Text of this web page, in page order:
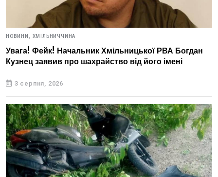
НОВИНИ, ХМІЛЬНИЧЧИНА
Увага! Фейк! Начальник Хмільницької РВА Богдан
Кузнец заявив про шахрайство від його імені
3 серпня, 2026